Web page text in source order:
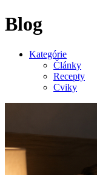
Blog
Kategórie
Články
Recepty
Cviky